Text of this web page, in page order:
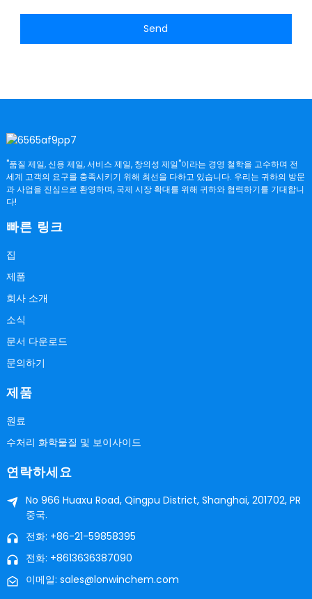
Send
"품질 제일, 신용 제일, 서비스 제일, 창의성 제일"이라는 경영 철학을 고수하며 전
세계 고객의 요구를 충족시키기 위해 최선을 다하고 있습니다. 우리는 귀하의 방문
과 사업을 진심으로 환영하며, 국제 시장 확대를 위해 귀하와 협력하기를 기대합니
다!
빠른 링크
집
제품
회사 소개
소식
문서 다운로드
문의하기
제품
원료
수처리 화학물질 및 보이사이드
연락하세요
No 966 Huaxu Road, Qingpu District, Shanghai, 201702, PR
중국.
전화: +86-21-59858395
전화: +8613636387090
이메일: sales@lonwinchem.com